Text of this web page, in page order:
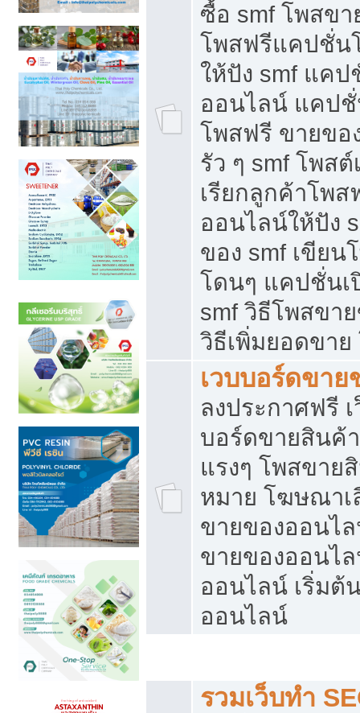
ซื้อ smf โพสข
โพสฟรีแคปชั่น
ให้ปัง smf แค
ออนไลน์ แคป
โพสฟรี ขายขอ
รัว ๆ smf โพส
เรียกลูกค้าโพส
ออนไลน์ให้ปัง
ของ smf เขียน
โดนๆ แคปชั่นเ
smf วิธีโพสขา
วิธีเพิ่มยอดขาย
เวบบอร์ดขา
ลงประกาศฟรี
บอร์ดขายสินค้
แรงๆ โพสขาย
หมาย โฆษณาเ
ขายของออนไ
ขายของออนไ
ออนไลน์ เริ่มต้
ออนไลน์
รวมเว็บทำ